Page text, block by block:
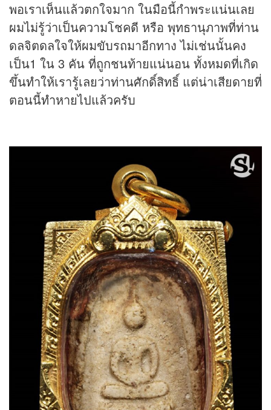
พอเราเห็นแล้วตกใจมาก ในมือนี้กำพระแน่นเลย
ผมไม่รู้ว่าเป็นความโชคดี หรือ พุทธานุภาพที่ท่าน
ดลจิตดลใจให้ผมขับรถมาอีกทาง ไม่เช่นนั้นคง
เป็น1 ใน 3 คัน ที่ถูกชนท้ายแน่นอน ทั้งหมดที่เกิด
ขึ้นทำให้เรารู้เลยว่าท่านศักดิ์สิทธิ์ แต่น่าเสียดายที่
ตอนนี้ทำหายไปแล้วครับ